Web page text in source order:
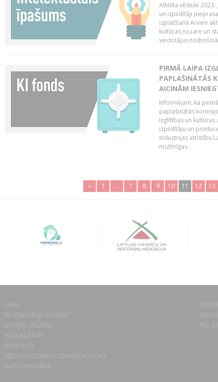
Atklāta vēstule
un izpildītāji
izplatīšanā Arvien
kultūras nozare un
veidotājus
PIRMĀ LAIPA
PAPLAŠINĀTĀS
AICINĀM
Informējam, ka
paplašinātās
Izglītības un
izpildītāju un
industrijas attīstību
nozīmīgas...
« 1 .. 7 8 9 10 11 12 13
LAIPA
ES IZMANTOJU MŪZIKU
ES RADU MŪZIKU
AKTUALITĀTES
KONTAKTI
SĪKDATŅU IZMANTOŠANAS POLITIKA
DATU APSTRĀDE
TEL.